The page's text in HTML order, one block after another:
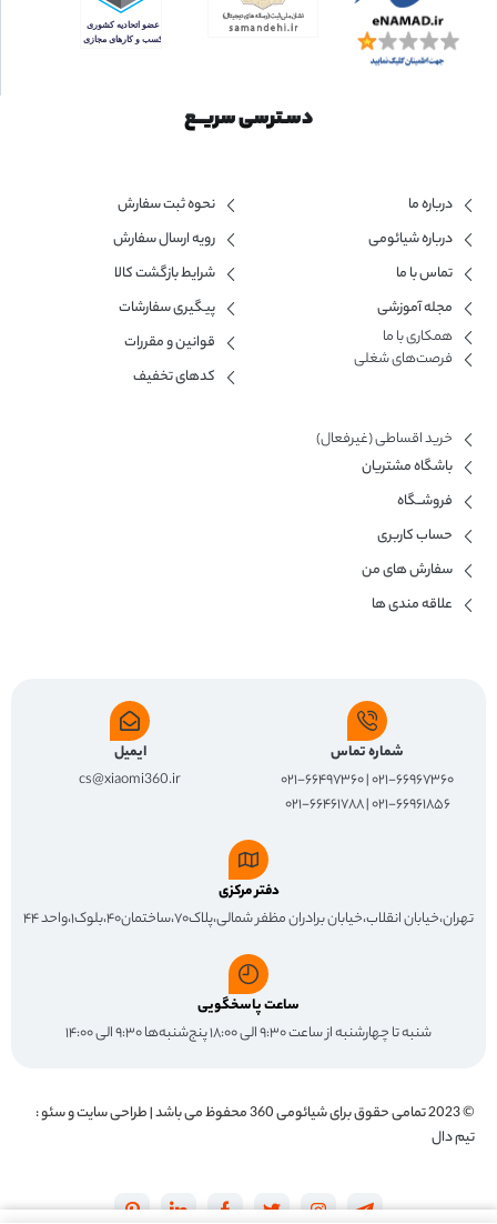
دسـترسی سریــع
درباره ما
درباره شیائومی
تماس با ما
مجله آموزشی
همکاری با ما​
فرصت‌های شغلی
نحوه ثبت سفارش
رویه ارسال سفارش
شرایط بازگشت کالا
پیگیری سفارشات
قوانین و مقررات
کدهای تخفیف
خرید اقساطی (غیرفعال)
باشگاه مشتریان
فروشــگاه
حساب کاربری
سفارش های من
علاقه مندی ها
شماره تماس
۰۲۱-۶۶۹۶۷۳۶۰ | ۰۲۱-۶۶۴۹۷۳۶۰
۰۲۱-۶۶۹۶۱۸۵۶ | ۰۲۱-۶۶۴۶۱۷۸۸
ایمیل
cs@xiaomi360.ir
دفتر مرکزی
تهران،خیابان انقلاب،خیابان برادران مظفر شمالی،پلاک۷۰،ساختمان۴۰،بلوک۱،واحد ۴۴
ساعت پاسخگویی
شنبه تا چهارشنبه از ساعت ۹:۳۰ الی ۱۸:۰۰ پنج‌شنبه‌ها ۹:۳۰ الی ۱۴:۰۰
© 2023 تمامی حقوق برای شیائومی 360
محفوظ می باشد | طراحی سایت و سئو :
تیم دال